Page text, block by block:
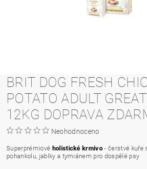
BRIT DOG FRESH
POTATO ADULT
12KG DOPRAVA
Neohodnoceno
Superprémiové holistické krmivo - čerstvé kuře
pohankolu, jablky a tymiánem pro dospělé psy